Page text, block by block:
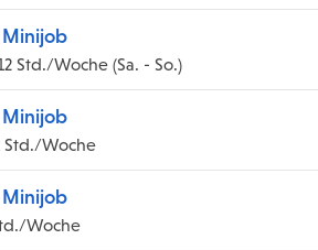
Std./Woche (Sa. - So.)
Std./Woche
Woche